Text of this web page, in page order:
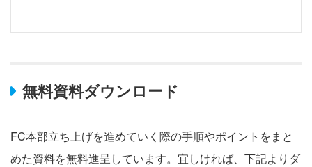
無料資料ダウンロード
FC本部立ち上げを進めていく際の手順やポイントをまと
めた資料を無料進呈しています。宜しければ、下記よりダ